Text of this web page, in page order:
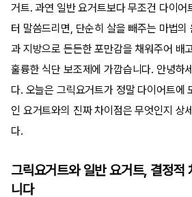
거트. 과연 일반 요거트보다 무조건 다이어
터 말씀드리면, 단순히 살을 빼주는 마법의
과 지방으로 든든한 포만감을 채워주어 배
훌륭한 식단 보조제에 가깝습니다. 안녕하
다. 오늘은 그릭요거트가 정말 다이어트에
인 요거트와의 진짜 차이점은 무엇인지 상
다.
그릭요거트와 일반 요거트, 결정적
니다